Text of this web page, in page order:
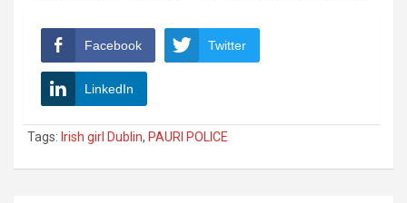
Facebook Twitter
LinkedIn
Tags: Irish girl Dublin, PAURI POLICE